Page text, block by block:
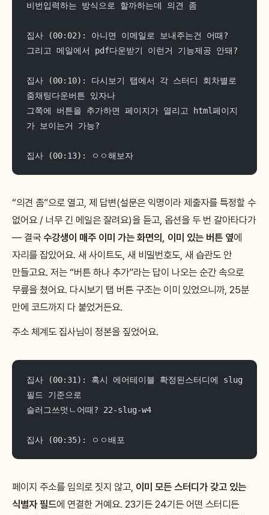
비번입력하는 방식으로 할까하는데 의견 좀
집사 (00:02): 아니면 이메일로 보내주는건 어때?
그리고 메일에서 pdf다운받기 이런거 기능제공 안돼?
집사 (00:10): 다시보기 탭에서 각 스터디 회차별로
줌채팅다운버튼 있자나
그쪽에 버튼을 추가하면 페이지가 열리고 html페이지
가 보이는거 가능?
집사 (00:13): ㅇㅇ해보자
“의견 좀”으로 열고, 제 답변(설문은 익명이라 제출자를 특정할 수
없어요 / 너무 긴 메일은 잘려요)을 듣고, 옵션을 두 번 갈아타다가
— 결국 수강생이 매주 이미 가는 화면의, 이미 있는 버튼 옆에
자리를 잡았어요. 새 사이트도, 새 비밀번호도, 새 습관도 안
만들고요. 저는 “버튼 하나 추가”라는 답이 나오는 순간 속으로
무릎을 쳤어요. 다시보기 탭 버튼 구조는 이미 있었으니까, 25분
만에 코드까지 다 붙었거든요.
주소 체계도 집사님이 정본을 짚었어요.
집사 (00:31): 혹시 에어테이블 확정된스터디에 slug
필드 기준으로
슬러그쓰멋ㄴ어때? 22-slug-w4
집사 (00:35): ㅇㅇ배포
페이지 주소를 임의로 짓지 않고, 이미 모든 스터디가 갖고 있는
식별자 필드에 연결한 거예요. 23기든 24기든 어떤 스터디든